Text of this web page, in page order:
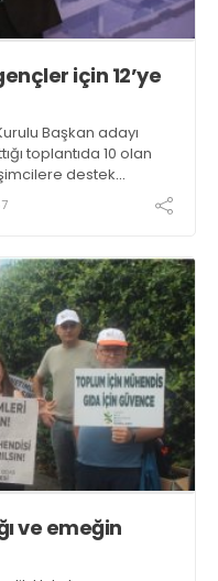
Başkan adayı
toplantıda 10 olan
destek
merkezini,
ve emeğin